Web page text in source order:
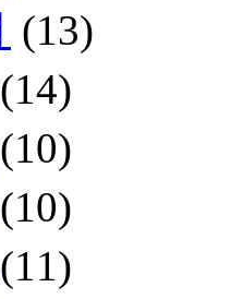
(13)
(14)
(10)
(10)
(11)